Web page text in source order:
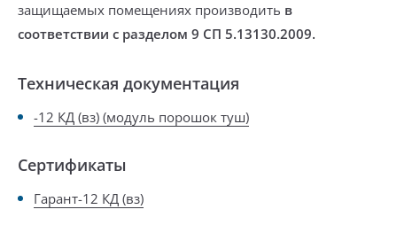
защищаемых помещениях производить в
соответствии с разделом 9 СП 5.13130.2009.
Техническая документация
-12 КД (вз) (модуль порошок туш)
Сертификаты
Гарант-12 КД (вз)